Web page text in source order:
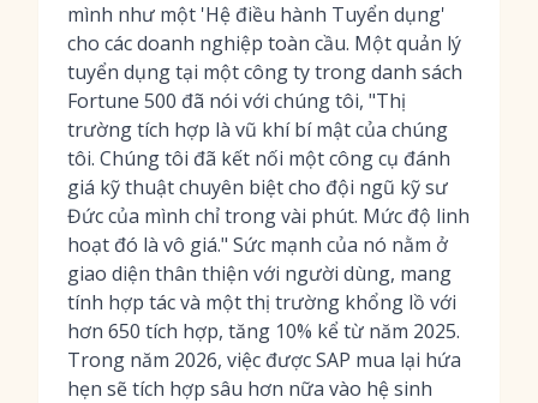
mình như một 'Hệ điều hành Tuyển dụng'
cho các doanh nghiệp toàn cầu. Một quản lý
tuyển dụng tại một công ty trong danh sách
Fortune 500 đã nói với chúng tôi, "Thị
trường tích hợp là vũ khí bí mật của chúng
tôi. Chúng tôi đã kết nối một công cụ đánh
giá kỹ thuật chuyên biệt cho đội ngũ kỹ sư
Đức của mình chỉ trong vài phút. Mức độ linh
hoạt đó là vô giá." Sức mạnh của nó nằm ở
giao diện thân thiện với người dùng, mang
tính hợp tác và một thị trường khổng lồ với
hơn 650 tích hợp, tăng 10% kể từ năm 2025.
Trong năm 2026, việc được SAP mua lại hứa
hẹn sẽ tích hợp sâu hơn nữa vào hệ sinh